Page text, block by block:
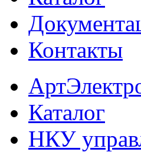
Контакты
Каталог
НКУ